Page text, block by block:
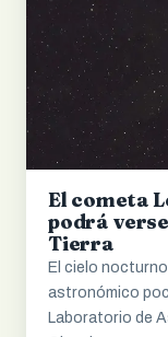
El cometa
podrá
Tierra
El cielo
astronómico
Laboratorio de